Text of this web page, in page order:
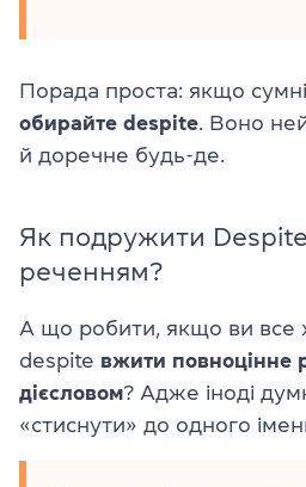
Порада проста: якщо
обирайте despite . Воно
й доречне будь-де.
Як подружити
реченням?
А що робити, якщо ви все
despite вжити повноцінне
дієсловом? Адже іноді
«стиснути» до одного